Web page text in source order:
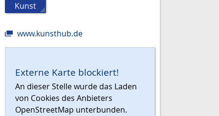
Kunst
www.kunsthub.de
Externe Karte blockiert!
An dieser Stelle wurde das Laden
von Cookies des Anbieters
OpenStreetMap unterbunden.